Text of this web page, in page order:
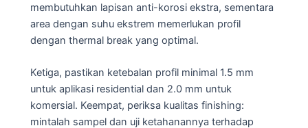
membutuhkan lapisan anti-korosi ekstra, sementara
area dengan suhu ekstrem memerlukan profil
dengan thermal break yang optimal.
Ketiga, pastikan ketebalan profil minimal 1.5 mm
untuk aplikasi residential dan 2.0 mm untuk
komersial. Keempat, periksa kualitas finishing:
mintalah sampel dan uji ketahanannya terhadap